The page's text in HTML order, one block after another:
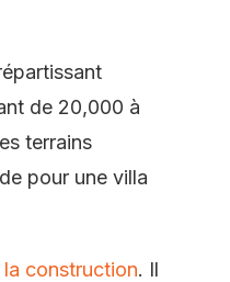
de 20,000 à
terrains
pour une villa
construction. Il